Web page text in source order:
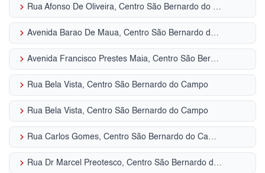
keyboard_arrow_right Rua Afonso De Oliveira, Centro São Bernardo do Campo
keyboard_arrow_right Avenida Barao De Maua, Centro São Bernardo do Campo
keyboard_arrow_right Avenida Francisco Prestes Maia, Centro São Bernardo do Campo
keyboard_arrow_right Rua Bela Vista, Centro São Bernardo do Campo
keyboard_arrow_right Rua Bela Vista, Centro São Bernardo do Campo
keyboard_arrow_right Rua Carlos Gomes, Centro São Bernardo do Campo
keyboard_arrow_right Rua Dr Marcel Preotesco, Centro São Bernardo do Campo